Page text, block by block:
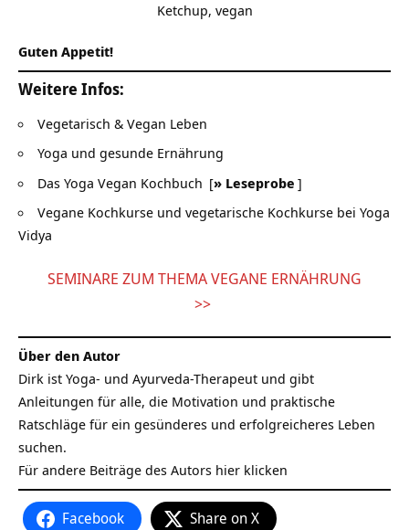
Ketchup, vegan
Guten Appetit!
Weitere Infos:
Vegetarisch & Vegan Leben
Yoga und gesunde Ernährung
Das Yoga Vegan Kochbuch [» Leseprobe ]
Vegane Kochkurse und vegetarische Kochkurse bei Yoga
Vidya
SEMINARE ZUM THEMA VEGANE ERNÄHRUNG
>>
Über den Autor
Dirk ist Yoga- und Ayurveda-Therapeut und gibt
Anleitungen für alle, die Motivation und praktische
Ratschläge für ein gesünderes und erfolgreicheres Leben
suchen.
Für andere Beiträge des Autors hier klicken
Facebook Share on X